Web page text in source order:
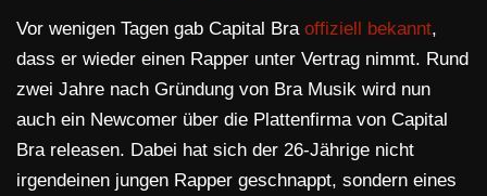
Vor wenigen Tagen gab Capital Bra offiziell bekannt,
dass er wieder einen Rapper unter Vertrag nimmt. Rund
zwei Jahre nach Gründung von Bra Musik wird nun
auch ein Newcomer über die Plattenfirma von Capital
Bra releasen. Dabei hat sich der 26-Jährige nicht
irgendeinen jungen Rapper geschnappt, sondern eines